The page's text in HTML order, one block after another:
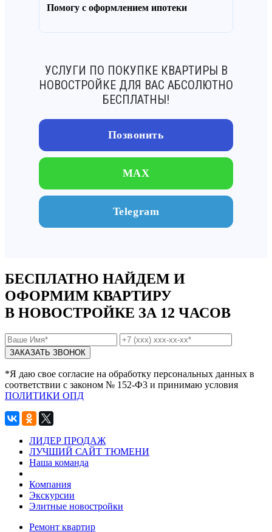
Помогу с оформлением ипотеки
УСЛУГИ ПО ПОКУПКЕ КВАРТИРЫ В
НОВОСТРОЙКЕ ДЛЯ ВАС АБСОЛЮТНО
БЕСПЛАТНЫ!
Позвонить
MAX
Telegram
БЕСПЛАТНО НАЙДЕМ И
ОФОРМИМ КВАРТИРУ
В НОВОСТРОЙКЕ ЗА 12 ЧАСОВ
*Я даю свое согласие на обработку персональных данных в
соответствии с законом № 152-Ф3 и принимаю условия
ПОЛИТИКИ ОПД
ЛИДЕР ПРОДАЖ
ЛУЧШИЙ САЙТ ТЮМЕНИ
Наша команда
Компания
Экскурсии
Элитные новостройки
Ремонт квартир